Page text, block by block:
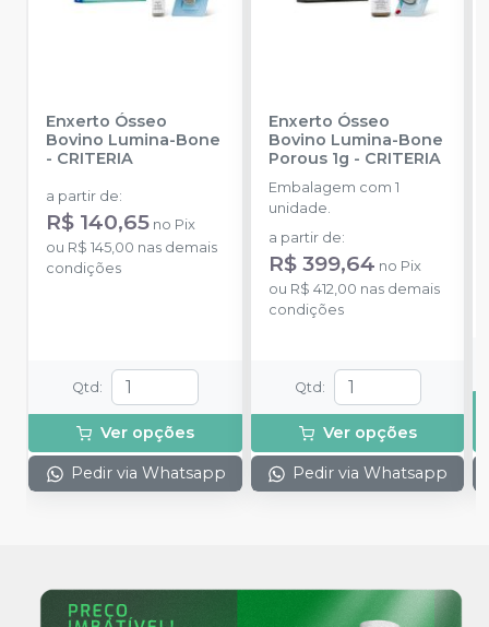
Enxerto Ósseo
Bovino Lumina-Bone
- CRITERIA
a partir de:
R$ 140,65 no Pix
ou R$ 145,00 nas demais
condições
Qtd :
Ver opções
Pedir via Whatsapp
Enxerto Ósseo
Bovino Lumina-Bone
Porous 1g - CRITERIA
Embalagem com 1
unidade.
a partir de:
R$ 399,64 no Pix
ou R$ 412,00 nas demais
condições
Qtd :
Ver opções
Pedir via Whatsapp